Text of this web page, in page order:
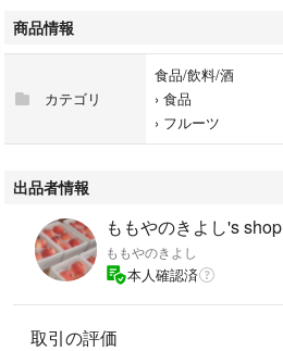
お手頃サイズを6個で2キロはありません
大きな桃を 食べたい方は
特大をお勧めいたします
お手頃サイズが人気商品となってますが
お値段も据え置きで だんぜんお得です
是非 特大を選んでください
たくさんの桃の中から
お手頃サイズを選んで
2キロの箱に６個入れて発送しております
商品情報
カテゴリ
食品/飲料/酒
› 食品
› フルーツ
出品者情報
ももやのきよし's shop
ももやのきよし
本人確認済
取引の評価